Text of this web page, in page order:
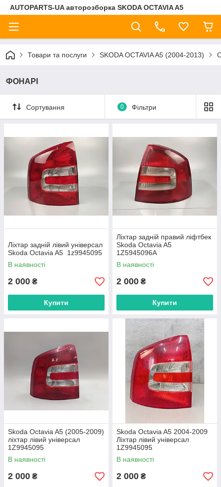
AUTOPARTS-UA авторозборка SKODA OCTAVIA A5
Товари та послуги SKODA OCTAVIA A5 (2004-2013)
ФОНАРІ
Сортування 0 Фільтри
Ліхтар задній лівий універсал
Skoda Octavia A5 1z9945095
В наявності
2 000 ₴
Купити
Ліхтар задній правий ліфтбек
Skoda Octavia A5
1Z5945096A
В наявності
2 000 ₴
Купити
Skoda Octavia A5 (2005-2009)
ліхтар лівий універсал
1Z9945095
В наявності
2 000 ₴
Skoda Octavia A5 2004-2009
Ліхтар лівий універсал
1Z9945095
В наявності
2 000 ₴